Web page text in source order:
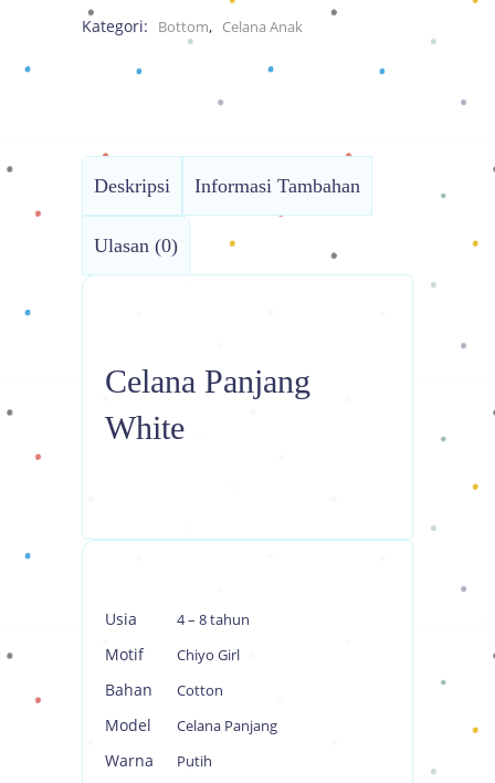
Kategori: Bottom, Celana Anak
Deskripsi Informasi Tambahan
Ulasan (0)
Celana Panjang
White
Usia 4 – 8 tahun
Motif Chiyo Girl
Bahan Cotton
Model Celana Panjang
Warna Putih